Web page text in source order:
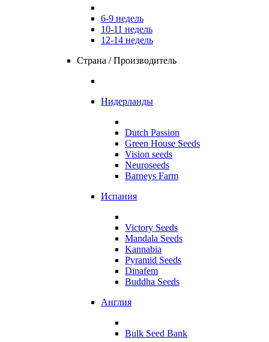
6-9 недель
10-11 недель
12-14 недель
Страна / Производитель
Нидерланды
Dutch Passion
Green House Seeds
Vision seeds
Neuroseeds
Barneys Farm
Испания
Victory Seeds
Mandala Seeds
Kannabia
Pyramid Seeds
Dinafem
Buddha Seeds
Англия
Bulk Seed Bank